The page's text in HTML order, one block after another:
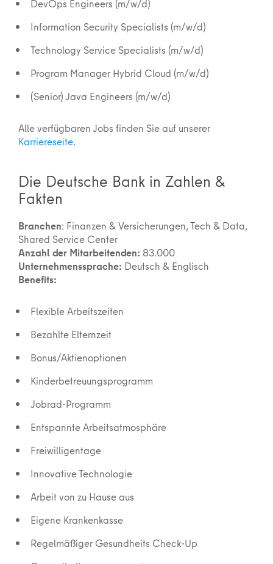
DevOps Engineers (m/w/d)
Information Security Specialists (m/w/d)
Technology Service Specialists (m/w/d)
Program Manager Hybrid Cloud (m/w/d)
(Senior) Java Engineers (m/w/d)
Alle verfügbaren Jobs finden Sie auf unserer
Karriereseite.
Die Deutsche Bank in Zahlen &
Fakten
Branchen: Finanzen & Versicherungen, Tech & Data,
Shared Service Center
Anzahl der Mitarbeitenden: 83.000
Unternehmenssprache: Deutsch & Englisch
Benefits:
Flexible Arbeitszeiten
Bezahlte Elternzeit
Bonus/Aktienoptionen
Kinderbetreuungsprogramm
Jobrad-Programm
Entspannte Arbeitsatmosphäre
Freiwilligentage
Innovative Technologie
Arbeit von zu Hause aus
Eigene Krankenkasse
Regelmäßiger Gesundheits Check-Up